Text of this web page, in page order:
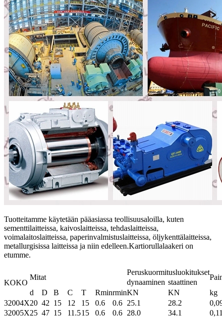
Tuotteitamme käytetään pääasiassa teollisuusaloilla, kuten
sementtilaitteissa, kaivoslaitteissa, tehdaslaitteissa,
voimalaitoslaitteissa, paperinvalmistuslaitteissa, öljykenttälaitteissa,
metallurgisissa laitteissa ja niin edelleen.Kartiorullalaakeri on
etumme.
KOKO
Mitat
Peruskuormitusluokitukset
dynaaminen staattinen
d
D B C T RminrminKN KN
kg
32004X20 42 15 12 15 0.6 0.6 25.1 28.2
32005X25 47 15 11.515 0.6 0.6 28.0 34.1